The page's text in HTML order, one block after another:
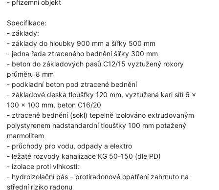
- přízemní objekt
Specifikace:
- základy:
- základy do hloubky 900 mm a šířky 500 mm
- jedna řada ztraceného bednění šířky 300 mm
- beton do základových pasů C12/15 vyztužený roxory
průměru 8 mm
- podkladní beton pod ztracené bednění
- základové deska tloušťky 120 mm, vyztužená kari sítí 6 x
100 x 100 mm, beton C16/20
- ztracené bednění (sokl) tepelně izolováno extrudovaným
polystyrenem nadstandardní tloušťky 100 mm potažený
marmolitem
- průchody pro vodu, odpady a elektro
- ležaté rozvody kanalizace KG 50-150 (dle PD)
- izolace proti vlhkosti:
- hydroizolační pás – protiradonové opatření zahrnuto na
střední riziko radonu